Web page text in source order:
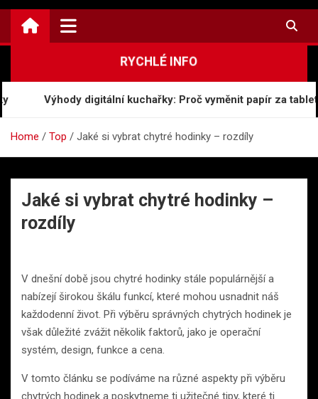
RYCHLÉ INFO
Výhody digitální kuchařky: Proč vyměnit papír za tablet
Home Top Jaké si vybrat chytré hodinky – rozdíly
Jaké si vybrat chytré hodinky –
rozdíly
V dnešní době jsou chytré hodinky stále populárnější a
nabízejí širokou škálu funkcí, které mohou usnadnit náš
každodenní život. Při výběru správných chytrých hodinek je
však důležité zvážit několik faktorů, jako je operační
systém, design, funkce a cena.
V tomto článku se podíváme na různé aspekty při výběru
chytrých hodinek a poskytneme ti užitečné tipy, které ti